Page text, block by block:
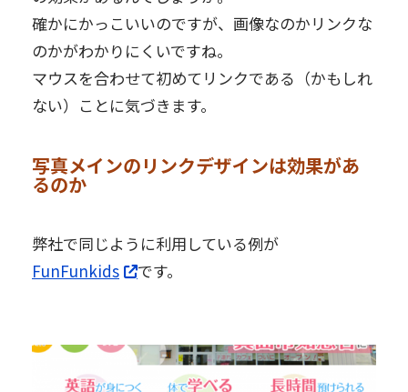
確かにかっこいいのですが、画像なのかリンクな
のかがわかりにくいですね。
マウスを合わせて初めてリンクである（かもしれ
ない）ことに気づきます。
写真メインのリンクデザインは効果があ
るのか
弊社で同じように利用している例が
FunFunkids
です。